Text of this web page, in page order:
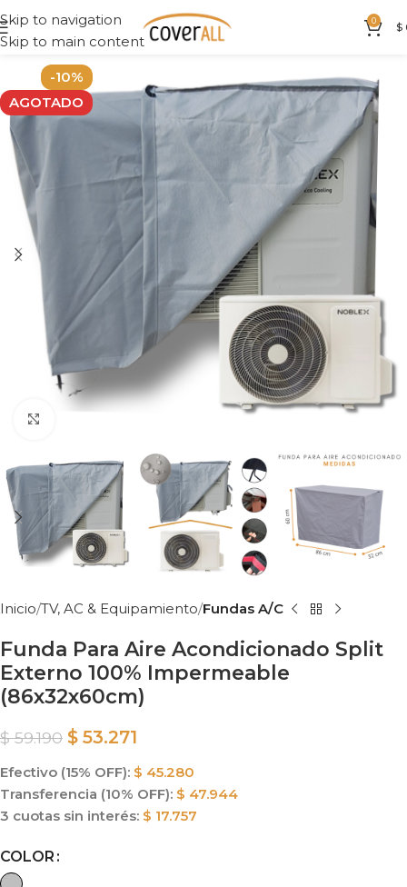
Skip to navigation
Skip to main content
0 $
-10%
AGOTADO
Inicio TV, AC & Equipamiento Fundas A/C
Funda Para Aire Acondicionado Split
Externo 100% Impermeable
(86x32x60cm)
$59.190 $ 53.271
Efectivo (15% OFF): $ 45.280
Transferencia (10% OFF): $ 47.944
3 cuotas sin interés: $ 17.757
COLOR
Alternative: